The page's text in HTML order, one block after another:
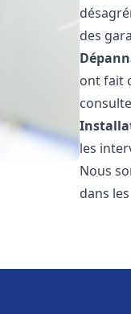
des
ont fait
les
Nous
dans les